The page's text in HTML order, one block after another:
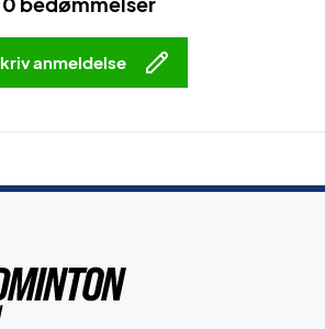
anmeldelse